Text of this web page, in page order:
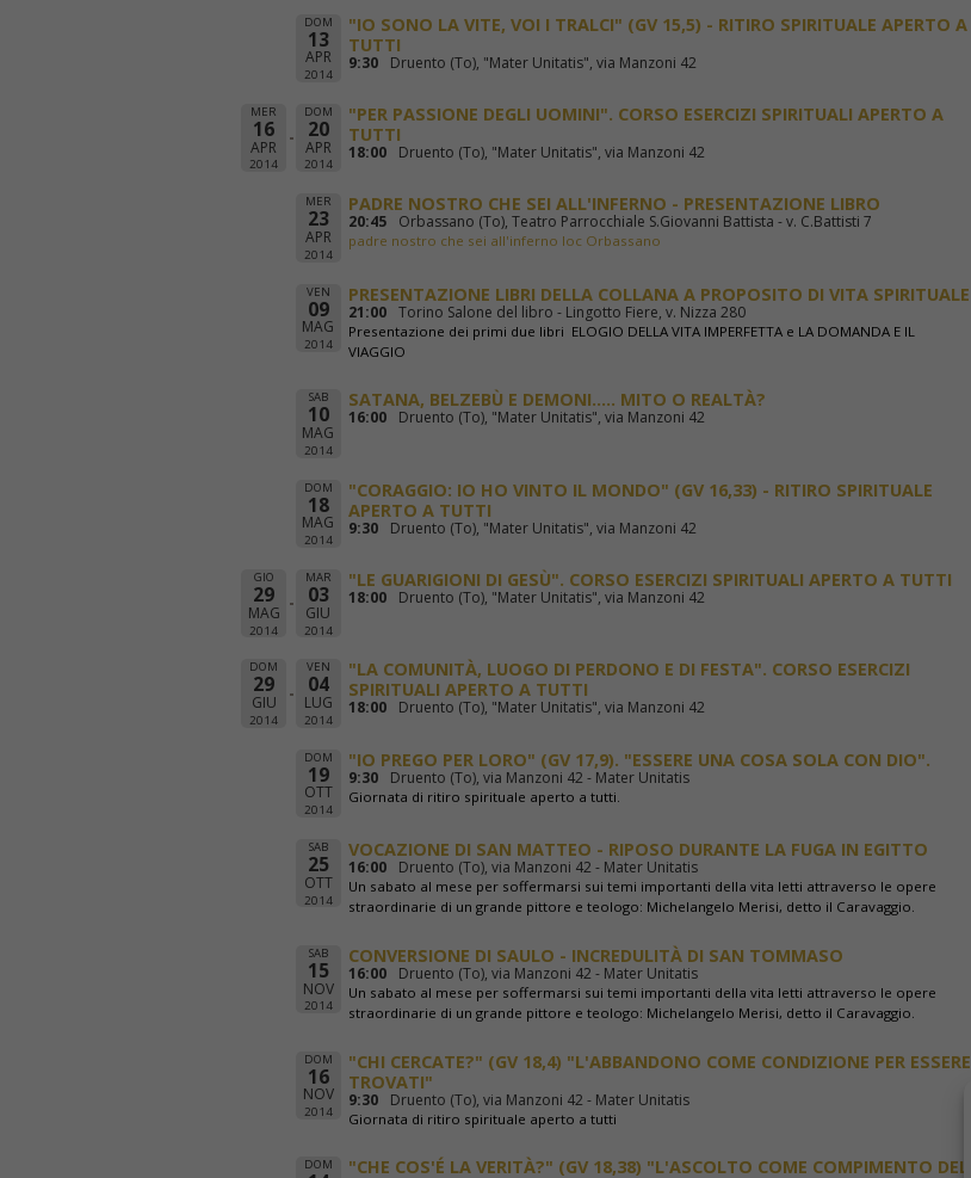
DOM
13
APR
2014
"IO SONO LA VITE, VOI I TRALCI" (GV 15,5) - RITIRO SPIRITUALE APERTO A
TUTTI
9:30 Druento (To), "Mater Unitatis", via Manzoni 42
MER
16
APR
2014
DOM
20
APR
2014
"PER PASSIONE DEGLI UOMINI". CORSO ESERCIZI SPIRITUALI APERTO A
TUTTI
18:00 Druento (To), "Mater Unitatis", via Manzoni 42
MER
23
APR
2014
PADRE NOSTRO CHE SEI ALL'INFERNO - PRESENTAZIONE LIBRO
20:45 Orbassano (To), Teatro Parrocchiale S.Giovanni Battista - v. C.Battisti 7
padre nostro che sei all'inferno loc Orbassano
VEN
09
MAG
2014
PRESENTAZIONE LIBRI DELLA COLLANA A PROPOSITO DI VITA SPIRITUALE
21:00 Torino Salone del libro - Lingotto Fiere, v. Nizza 280
Presentazione dei primi due libri ELOGIO DELLA VITA IMPERFETTA e LA DOMANDA E IL
VIAGGIO
SAB
10
MAG
2014
SATANA, BELZEBÙ E DEMONI..... MITO O REALTÀ?
16:00 Druento (To), "Mater Unitatis", via Manzoni 42
DOM
18
MAG
2014
"CORAGGIO: IO HO VINTO IL MONDO" (GV 16,33) - RITIRO SPIRITUALE
APERTO A TUTTI
9:30 Druento (To), "Mater Unitatis", via Manzoni 42
GIO
29
MAG
2014
MAR
03
GIU
2014
"LE GUARIGIONI DI GESÙ". CORSO ESERCIZI SPIRITUALI APERTO A TUTTI
18:00 Druento (To), "Mater Unitatis", via Manzoni 42
DOM
29
GIU
2014
VEN
04
LUG
2014
"LA COMUNITÀ, LUOGO DI PERDONO E DI FESTA". CORSO ESERCIZI
SPIRITUALI APERTO A TUTTI
18:00 Druento (To), "Mater Unitatis", via Manzoni 42
DOM
19
OTT
2014
"IO PREGO PER LORO" (GV 17,9). "ESSERE UNA COSA SOLA CON DIO".
9:30 Druento (To), via Manzoni 42 - Mater Unitatis
Giornata di ritiro spirituale aperto a tutti.
SAB
25
OTT
2014
VOCAZIONE DI SAN MATTEO - RIPOSO DURANTE LA FUGA IN EGITTO
16:00 Druento (To), via Manzoni 42 - Mater Unitatis
Un sabato al mese per soffermarsi sui temi importanti della vita letti attraverso le opere
straordinarie di un grande pittore e teologo: Michelangelo Merisi, detto il Caravaggio.
SAB
15
NOV
2014
CONVERSIONE DI SAULO - INCREDULITÀ DI SAN TOMMASO
16:00 Druento (To), via Manzoni 42 - Mater Unitatis
Un sabato al mese per soffermarsi sui temi importanti della vita letti attraverso le opere
straordinarie di un grande pittore e teologo: Michelangelo Merisi, detto il Caravaggio.
DOM
16
NOV
2014
"CHI CERCATE?" (GV 18,4) "L'ABBANDONO COME CONDIZIONE PER ESSERE
TROVATI"
9:30 Druento (To), via Manzoni 42 - Mater Unitatis
Giornata di ritiro spirituale aperto a tutti
DOM
"CHE COS'É LA VERITÀ?" (GV 18,38) "L'ASCOLTO COME COMPIMENTO DEL